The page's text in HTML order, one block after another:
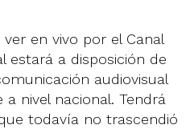
en vivo por el Canal
estará a disposición de
audiovisual
nivel nacional. Tendrá
todavía no trascendió